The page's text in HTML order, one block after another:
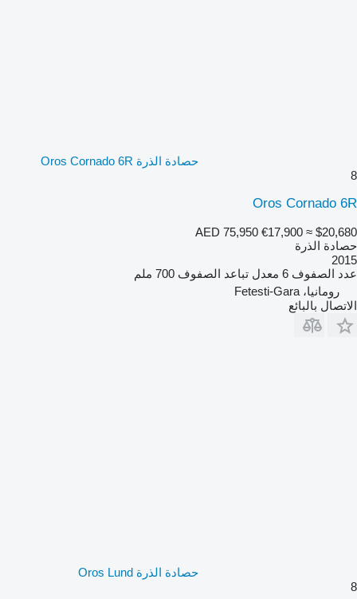
حصادة الذرة Oros Cornado 6R
8
Oros Cornado 6R
AED 75,950 €17,900 ≈ $20,680
حصادة الذرة
2015
عدد الصفوف 6 معدل تباعد الصفوف 700 ملم
رومانيا، Fetesti-Gara
الاتصال بالبائع
حصادة الذرة Oros Lund
8